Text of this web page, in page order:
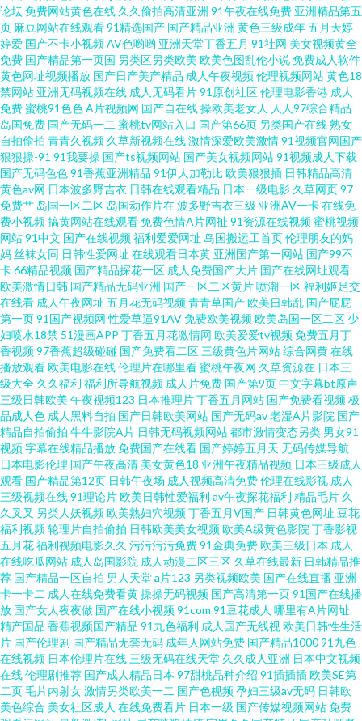
碰人人操人人干 黄色精品免费 免费看91 日韩无码精品网址 亚洲二区成人 超
碰免费人人草 精品国产自 欧美限制级青青草 天天拍天天干 91超碰伊人在线
av变态另类影院 成人自拍视频 黄污网站 男人影院AV 亚洲成人伦理 97超碰福
利网 福利社区一二 久草大香蕉91 欧美淫色网站 丝袜脚交网站91 伊人一线二
线 97资源婷 成人午夜福利av 精品国产 精品韩日 91色se 国产精品日韩欧 人人
操笔 亚洲Av色情网占 91视频总站 大香蕉99热 久草永久 日本69式HD 亚洲成
人无码肏逼 成人影视网卡 美女被草视频网址 丝足交在线 自拍视频五区 ts伪
娘 国产日韩成人 欧美另娄性爱 天天日皮 伊人久久大香 另类av不卡 做爱导航
精品久久88 伊人肏屄 韩日av不卡 青青操逼网 97视频中文字幕 东方四虎国产
九一福利视频 欧美一级720p 午夜神马福利51 香蕉视频成人 国产露脸91 天美
麻豆视频天美 白丝黄91 含羞草影院福利院 欧美穴穴色 香蕉视频在线看 91自
慰网站 大香蕉资源共享 蜜臀TV69 午夜福利性交 av三级操 国产肛交91 美女抠
逼 色五月天成人在线 综合色网 AV性爱一本道 国产欧美日韩91 欧美成年视频
论坛免费网站黄色在线 久久偷拍高清亚洲 91午夜在线免费 亚洲精品第五
页 麻豆网站在线观看91精选国产 国产精品亚洲 黄色三级成年五月天婷
婷爱 国产不卡小视频AV色哟哟 亚洲天堂丁香五月 91社网 美女视频黄全
免费 国产精品第一页国 另类区另类欧美 欧美色图乱伦小说免费成人软件
黄色网址视频播放 国产日产美产精品 成人午夜视频伦理视频网站黄色18
禁网站 亚洲无码视频在线 成人无码看片91原创社区伦理电影香港 成人
免费蜜桃91色色A片视频网 国产自在线操欧美老女人 人人97综合精品
岛国免费 国产无码一二 蜜桃tv网站入口 国产第66页 另类国产在线熟女
自拍偷拍 青青久视频 久草新视频在线激情深爱欧美激情91视频官网国产
狠狠操-91 91我要操 国产ts视频网站 国产美女视频网站91视频成人下载
国产无码色色91香蕉亚洲精品 91伊人加勒比欧美狠狠插 日韩精品高清
黄色av网 日本波多野吉衣 日韩在线观看精品 日本一级电影 久草网页97
免费艹 岛国一区二区 岛国动作片在波多野吉衣三级 亚洲AV一卡在线免
费小视频搞黄网站在线观看免费色情A片网扯 91资源在线视频蜜桃视频
网站91中文 国产在线视频福利爱爱网址 岛国搬运工首页伦理朋友的妈
妈丝袜女同 日韩性爱网址 在线观看日本黄 亚洲国产第一网站 国产99不
卡66精品视频 国产精品探花一区 成人免费国产大片 国产在线网址观看
欧美激情日韩 国产精品无码亚洲 国产一区二区黄片喷潮一区福利姬足交
在线看 成人午夜网址 五月花无码视频青青草国产欧美日韩乱 国产屁屁
第一页91国产视频网 性爱草逼91AV免费欧美视频欧美岛国一区二区 少
妇喷水18禁 51漫画APP 丁香五月花激情网 欧美爱爱tv视频免费五月丁
香视频97香蕉超级碰碰 国产免费看二区 三级黄色片网站综合网黄在线
播放观看欧美电影在线伦理片在哪里看蜜桃午夜网 久草资源在 日本三
级大全 久久福利 福利所导航视频 成人片免费 国产第9页中文字幕bt原声
三级日韩欧美 午夜视频123 日本推理片丁香五月网站 国产免费看视频极
品成人色 成人黑料自拍 国产日韩欧美网站 国产无码av老湿A片影院 国产
精品自拍偷拍 牛牛影院A片 日韩无码视频网站都市激情变态另类 男女91
视频字幕在线精品播放免费国产在线看 国产婷婷五月天 无码传媒导航
日本电影伦理 国产午夜高清 美女黄色18 亚洲午夜精品视频 日本三级成人
观看 国产精品第12页 日韩午夜场 成人视频高清免费伦理在线影视 成人
三级视频在线91理论片欧美日韩性爱福利 av午夜探花福利 精品毛片 久
久叉叉 另类人妖视频欧美熟妇穴视频丁香五月V国产 日韩黄色网址 豆花
福利视频轮理片自拍偷拍 日韩欧美美女视频欧美A级黄色影院 丁香影视
五月花福利视频电影久久 污污污污免费91金典免费欧美三级日本 成人
在线吃瓜网站 成人岛国影院 成人动漫二区三区 久草在线最新 日韩精品推
荐 国产精品一区自拍 男人天堂a片123 另类视频欧美 国产在线直播 亚洲
卡一卡二 成人在线免费看黄操操无码视频 国产高清第一页91国产在线播
放 国产女人夜夜做 国产在线小视频91com 91豆花成人 哪里有A片网址
精产国品 香蕉视频国产精品 91九色福利 成人国产无线视欧美日韩性生活
片 国产伦理剧 国产精品无套无码 成年人网站免费 国产精品100091九色
在线视频 日本伦理片在线 三级无码在线天堂 久久成人亚洲 日本中文视频
在线伦理剧推荐 国产成人精品日本 97甜桃品种介绍 91插插插欧美SE第
二页毛片内射女激情另类欧美一二 国产色视频孕妇三级av无码 日韩欧
美色综合 美女社区成人 在线免费看片 日本一级 国产传媒视频网站免费